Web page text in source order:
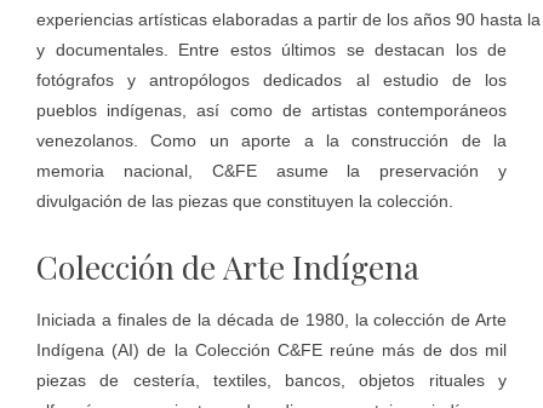
experiencias artísticas elaboradas a partir de los años 90 hasta
y documentales. Entre estos últimos se destacan los de
fotógrafos y antropólogos dedicados al estudio de los
pueblos indígenas, así como de artistas contemporáneos
venezolanos. Como un aporte a la construcción de la
memoria nacional, C&FE asume la preservación y
divulgación de las piezas que constituyen la colección.
Colección de Arte Indígena
Iniciada a finales de la década de 1980, la colección de Arte
Indígena (AI) de la Colección C&FE reúne más de dos mil
piezas de cestería, textiles, bancos, objetos rituales y